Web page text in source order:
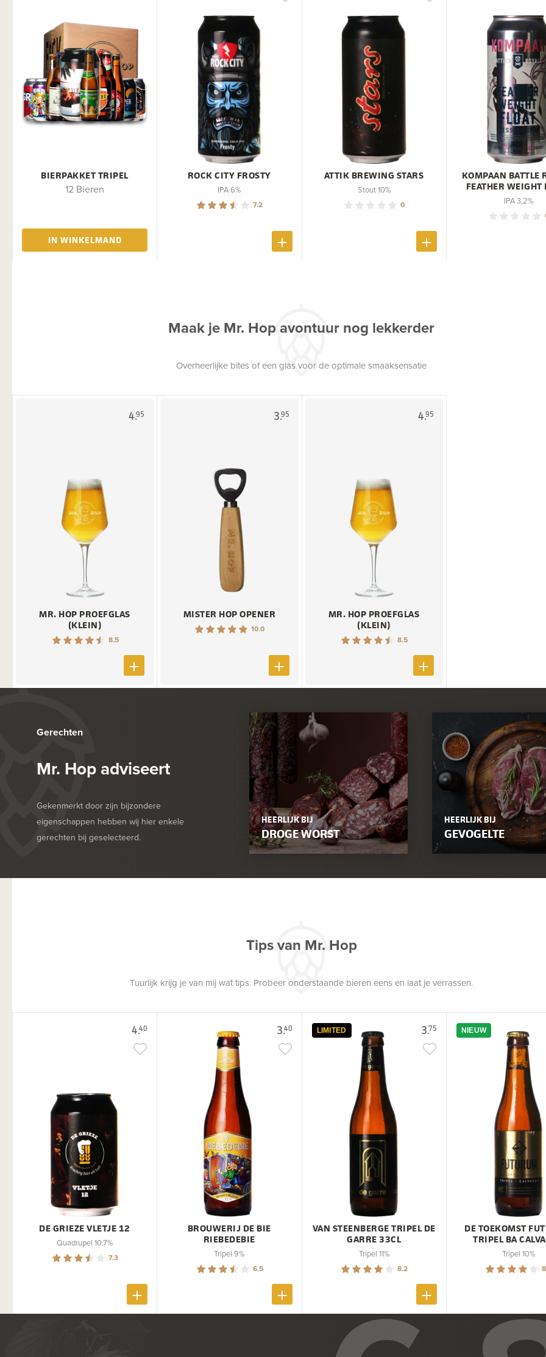
BIERPAKKET TRIPEL
12 Bieren
IN WINKELMAND
ROCK CITY FROSTY
IPA 6%
7.2
ATTIK BREWING STARS
Stout 10%
0
KOMPAAN BATTLE
FEATHER WEIGHT
IPA 3,2%
Maak je Mr. Hop avontuur nog lekkerder
Overheerlijke bites of een glas voor de optimale smaaksensatie
4.95
MR. HOP PROEFGLAS
(KLEIN)
8.5
3.95
MISTER HOP OPENER
10.0
4.95
MR. HOP PROEFGLAS
(KLEIN)
8.5
Gerechten
Mr. Hop adviseert
Gekenmerkt door zijn bijzondere
eigenschappen hebben wij hier enkele
gerechten bij geselecteerd.
HEERLIJK BIJ
DROGE WORST
HEERLIJK BIJ
GEVOGELTE
Tips van Mr. Hop
Tuurlijk krijg je van mij wat tips. Probeer onderstaande bieren eens en laat je verrassen.
4.40
DE GRIEZE VLETJE 12
Quadrupel 10,7%
7.3
3.40
BROUWERIJ DE BIE
RIEBEDEBIE
Tripel 9%
6.5
3.75
LIMITED
VAN STEENBERGE TRIPEL DE
GARRE 33CL
Tripel 11%
8.2
NIEUW
DE TOEKOMST
TRIPEL BA
Tripel 10%